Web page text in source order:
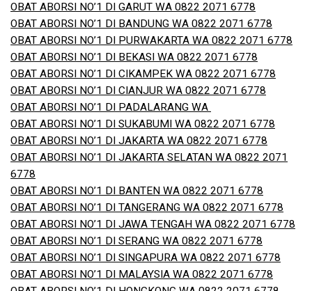
OBAT ABORSI NO’1 DI GARUT WA 0822 2071 6778
OBAT ABORSI NO’1 DI BANDUNG WA 0822 2071 6778
OBAT ABORSI NO’1 DI PURWAKARTA WA 0822 2071 6778
OBAT ABORSI NO’1 DI BEKASI WA 0822 2071 6778
OBAT ABORSI NO’1 DI CIKAMPEK WA 0822 2071 6778
OBAT ABORSI NO’1 DI CIANJUR WA 0822 2071 6778
OBAT ABORSI NO’1 DI PADALARANG WA
OBAT ABORSI NO’1 DI SUKABUMI WA 0822 2071 6778
OBAT ABORSI NO’1 DI JAKARTA WA 0822 2071 6778
OBAT ABORSI NO’1 DI JAKARTA SELATAN WA 0822 2071
6778
OBAT ABORSI NO’1 DI BANTEN WA 0822 2071 6778
OBAT ABORSI NO’1 DI TANGERANG WA 0822 2071 6778
OBAT ABORSI NO’1 DI JAWA TENGAH WA 0822 2071 6778
OBAT ABORSI NO’1 DI SERANG WA 0822 2071 6778
OBAT ABORSI NO’1 DI SINGAPURA WA 0822 2071 6778
OBAT ABORSI NO’1 DI MALAYSIA WA 0822 2071 6778